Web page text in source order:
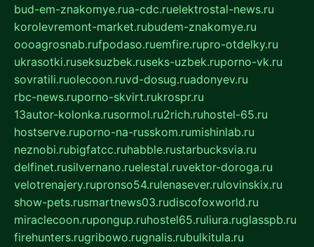
bud-em-znakomye.rua-cdc.ruelektrostal-news.ru
korolevremont-market.rubudem-znakomye.ru
oooagrosnab.rufpodaso.ruemfire.rupro-otdelky.ru
ukrasotki.ruseksuzbek.ruseks-uzbek.ruporno-vk.ru
sovratili.ruolecoon.ruvd-dosug.ruadonyev.ru
rbc-news.ruporno-skvirt.rukrospr.ru
13autor-kolonka.rusormol.ru2rich.ruhostel-65.ru
hostserve.ruporno-na-russkom.rumishinlab.ru
neznobi.rubigfatcc.ruhabble.rustarbucksvia.ru
delfinet.rusilvernano.ruelestal.ruvektor-doroga.ru
velotrenajery.rupronso54.rulenasever.rulovinskix.ru
show-pets.rusmartnews03.rudiscofoxworld.ru
miraclecoon.rupongup.ruhostel65.ruliura.ruglasspb.ru
firehunters.rugribowo.rugnalis.rubulkitula.ru